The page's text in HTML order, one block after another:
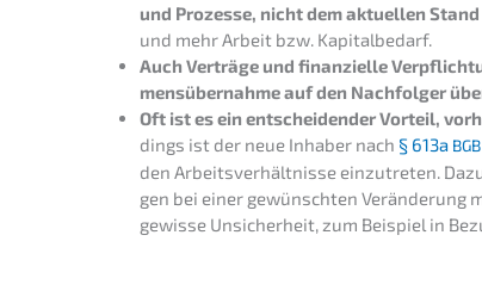
und Prozes­se, nicht dem aktuel­len
und mehr Arbeit bzw. Kapitalbedarf.
Auch Verträ­ge und finan­zi­el­le
mens­über­nah­me auf den Nachfol­ger
Oft ist es ein entschei­den­der Vorteil,
dings ist der neue Inhaber nach § 613a BGB
den Arbeits­ver­hält­nis­se einzu­tre­ten.
gen bei einer gewünsch­ten
gewis­se Unsicher­heit, zum Beispiel in